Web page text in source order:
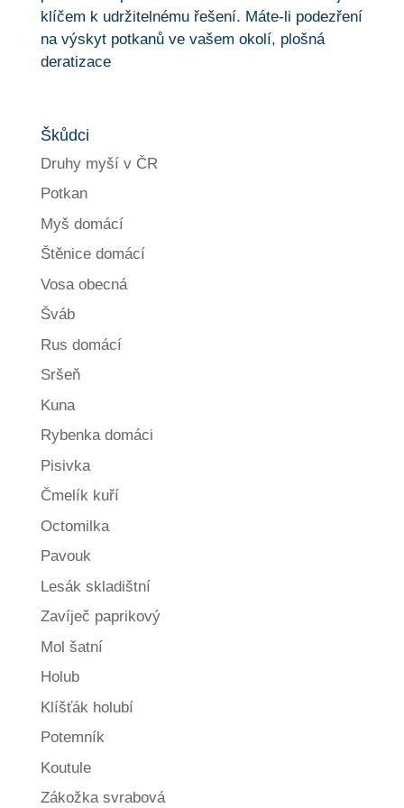
Škůdci
Druhy myší v ČR
Potkan
Myš domácí
Štěnice domácí
Vosa obecná
Šváb
Rus domácí
Sršeň
Kuna
Rybenka domáci
Pisivka
Čmelík kuří
Octomilka
Pavouk
Lesák skladištní
Zavíječ paprikový
Mol šatní
Holub
Klíšťák holubí
Potemník
Koutule
Zákožka svrabová